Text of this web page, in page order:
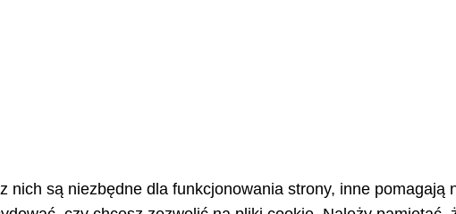
są niezbędne dla funkcjonowania strony, inne pomagają